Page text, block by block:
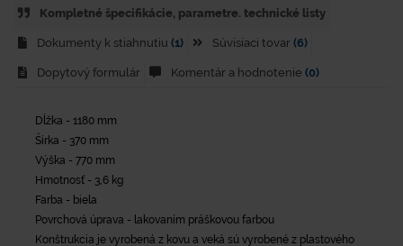
Kompletné špecifikácie, parametre. technické listy
Dokumenty k stiahnutiu (1) Súvisiaci tovar (6)
Dopytový formulár Komentár a hodnotenie (0)
Dĺžka - 1180 mm
Šírka - 370 mm
Výška - 770 mm
Hmotnosť - 3,6 kg
Farba - biela
Povrchová úprava - lakovaním práškovou farbou
Konštrukcia je vyrobená z kovu a veká sú vyrobené z plastového